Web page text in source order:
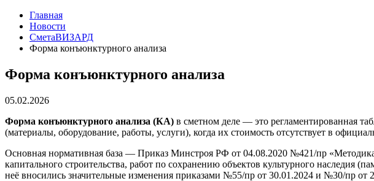
Главная
Новости
СметаВИЗАРД
Форма конъюнктурного анализа
Форма конъюнктурного анализа
05.02.2026
Форма конъюнктурного анализа (КА) в сметном деле — это регламентированная
(материалы, оборудование, работы, услуги), когда их стоимость отсутствует в
Основная нормативная база — Приказ Минстроя РФ от 04.08.2020 №421/пр «Методика
капитального строительства, работ по сохранению объектов культурного
неё вносились значительные изменения приказами №55/пр от 30.01.2024 и №30/пр